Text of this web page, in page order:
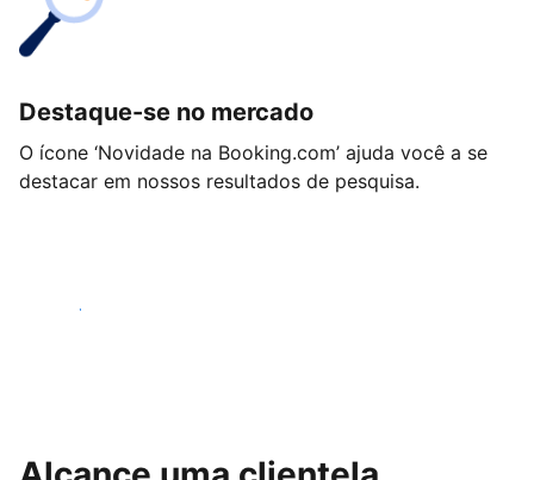
Destaque-se no mercado
O ícone ‘Novidade na Booking.com’ ajuda você a se
destacar em nossos resultados de pesquisa.
Começar